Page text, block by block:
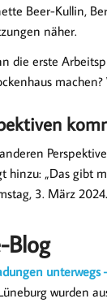
Beer-Kullin,
näher.
die erste
hinzu: „Das gibt
3. März 2024.
Blog
wurden